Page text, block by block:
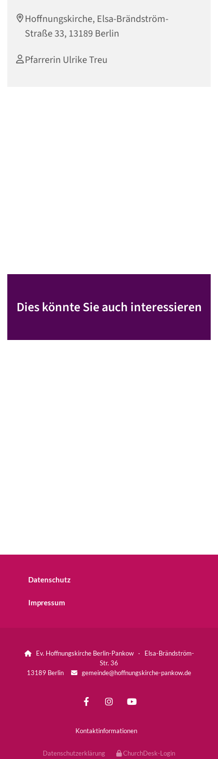
Hoffnungskirche, Elsa-Brändström-
Straße 33, 13189 Berlin
Pfarrerin Ulrike Treu
Dies könnte Sie auch interessieren
Datenschutz
Impressum
Ev. Hoffnungskirche Berlin-Pankow · Elsa-Brändström-
Str. 36
13189 Berlin
 gemeinde@hoffnungskirche-pankow.de
Kontaktinformationen
Datenschutzerklärung ChurchDesk-Login